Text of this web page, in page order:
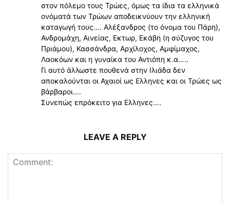
στον πόλεμο τους Τρώες, όμως τα ίδια τα ελληνικά
ονόματά των Τρώων αποδεικνύουν την ελληνική
καταγωγή τους…. Αλέξανδρος (το όνομα του Πάρη),
Ανδρομάχη, Αινείας, Εκτωρ, Εκάβη (η σύζυγος του
Πριάμου), Κασσάνδρα, Αρχίλοχος, Αμφίμαχος,
Λαοκόων και η γυναίκα του Αντιόπη κ.α…..
Γι αυτό άλλωστε πουθενά στην Ιλιάδα δεν
αποκαλούνται οι Αχαιοί ως Ελληνες και οι Τρώες ως
βάρβαροι….
Συνεπώς επρόκειτο για Ελληνες….
LEAVE A REPLY